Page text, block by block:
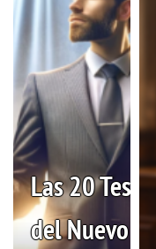
Las 20 Tesis
del Nuevo